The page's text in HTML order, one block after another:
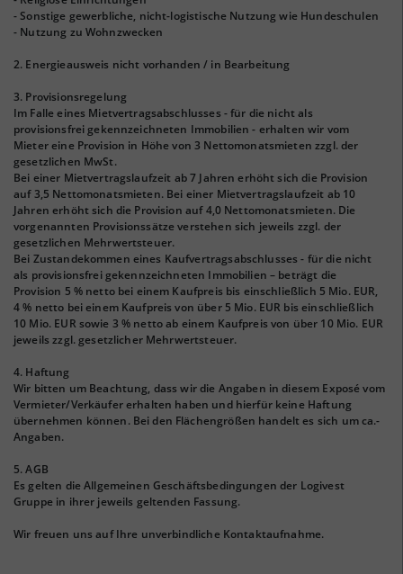
- Sonstige gewerbliche, nicht-logistische Nutzung wie Hundeschulen
- Nutzung zu Wohnzwecken
2. Energieausweis nicht vorhanden / in Bearbeitung
3. Provisionsregelung
Im Falle eines Mietvertragsabschlusses - für die nicht als
provisionsfrei gekennzeichneten Immobilien - erhalten wir vom
Mieter eine Provision in Höhe von 3 Nettomonatsmieten zzgl. der
gesetzlichen MwSt.
Bei einer Mietvertragslaufzeit ab 7 Jahren erhöht sich die Provision
auf 3,5 Nettomonatsmieten. Bei einer Mietvertragslaufzeit ab 10
Jahren erhöht sich die Provision auf 4,0 Nettomonatsmieten. Die
vorgenannten Provisionssätze verstehen sich jeweils zzgl. der
gesetzlichen Mehrwertsteuer.
Bei Zustandekommen eines Kaufvertragsabschlusses - für die nicht
als provisionsfrei gekennzeichneten Immobilien – beträgt die
Provision 5 % netto bei einem Kaufpreis bis einschließlich 5 Mio. EUR,
4 % netto bei einem Kaufpreis von über 5 Mio. EUR bis einschließlich
10 Mio. EUR sowie 3 % netto ab einem Kaufpreis von über 10 Mio. EUR
jeweils zzgl. gesetzlicher Mehrwertsteuer.
4. Haftung
Wir bitten um Beachtung, dass wir die Angaben in diesem Exposé vom
Vermieter/Verkäufer erhalten haben und hierfür keine Haftung
übernehmen können. Bei den Flächengrößen handelt es sich um ca.-
Angaben.
5. AGB
Es gelten die Allgemeinen Geschäftsbedingungen der Logivest
Gruppe in ihrer jeweils geltenden Fassung.
Wir freuen uns auf Ihre unverbindliche Kontaktaufnahme.